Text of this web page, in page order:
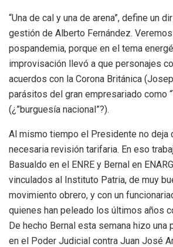
“Una de cal y una de arena”, define un
gestión de Alberto Fernández.
pospandemia, porque en el tema
improvisación llevó a que personajes
acuerdos con la Corona Británica
parásitos del gran empresariado como
(¿”burguesía nacional”?).
Al mismo tiempo el Presidente no deja
necesaria revisión tarifaria. En eso
Basualdo en el ENRE y Bernal en
vinculados al Instituto Patria, de muy
movimiento obrero, y con un
quienes han peleado los últimos años
De hecho Bernal esta semana hizo una
en el Poder Judicial contra Juan José